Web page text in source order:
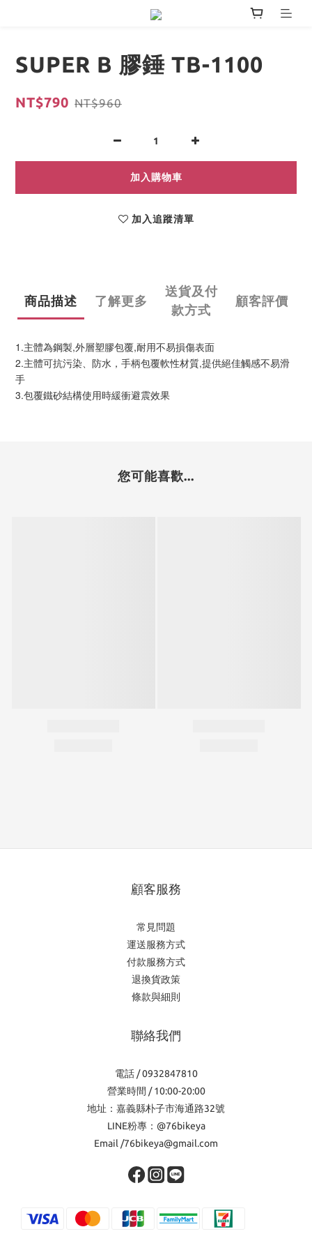
SUPER B 膠錘 TB-1100
NT$790 NT$960
加入購物車
加入追蹤清單
商品描述 了解更多
送貨及付
款方式
顧客評價
1.主體為鋼製,外層塑膠包覆,耐用不易損傷表面
2.主體可抗污染、防水，手柄包覆軟性材質,提供絕佳觸感不易滑
手
3.包覆鐵砂結構使用時緩衝避震效果
您可能喜歡...
顧客服務
常見問題
運送服務方式
付款服務方式
退換貨政策
條款與細則
聯絡我們
電話 / 0932847810
營業時間 / 10:00-20:00
地址：嘉義縣朴子市海通路32號
LINE粉專：@76bikeya
Email /76bikeya@gmail.com